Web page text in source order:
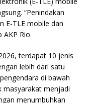
“Penindakan
E-TLE mobile dan
AKP Rio.
terdapat 10 jenis
lebih dari satu
di bawah
masyarakat menjadi
menumbuhkan